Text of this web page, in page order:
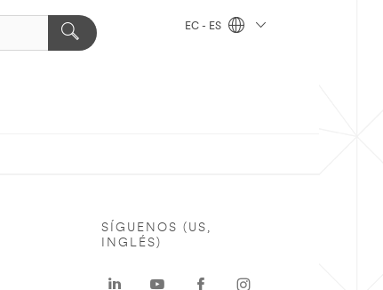
EC - ES
SÍGUENOS (US,
INGLÉS)